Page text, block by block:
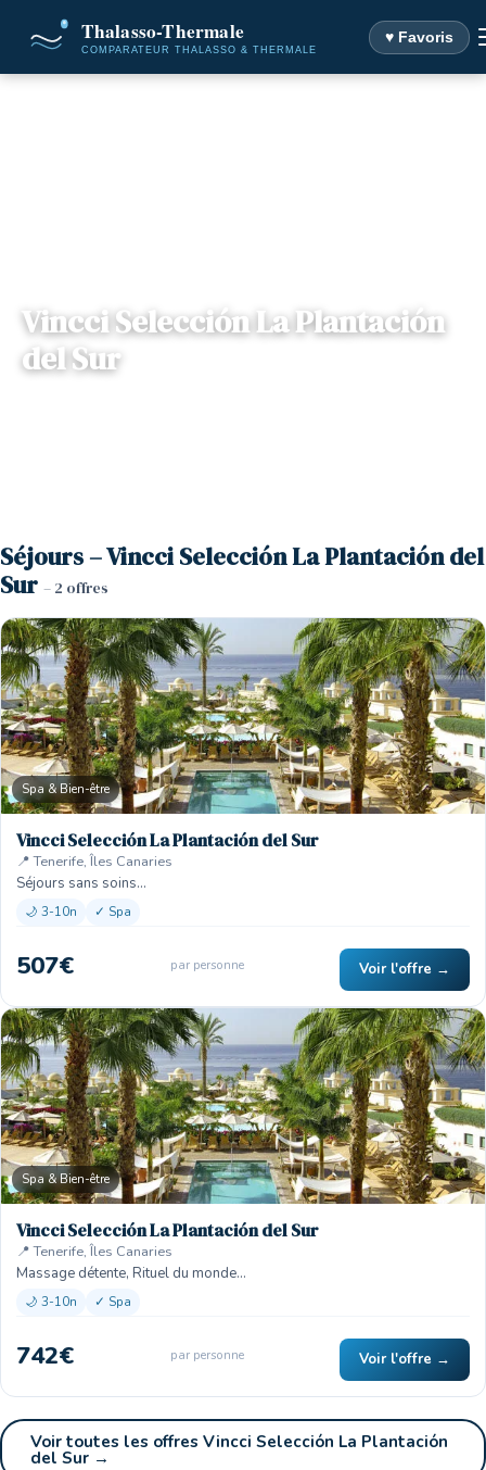
♥ Favoris
Vincci Selección La Plantación
del Sur
Séjours – Vincci Selección La Plantación del
Sur – 2 offres
Spa & Bien-être
Vincci Selección La Plantación del Sur
📍 Tenerife, Îles Canaries
Séjours sans soins…
🌙 3-10n ✓ Spa
507€ par personne Voir l'offre →
Spa & Bien-être
Vincci Selección La Plantación del Sur
📍 Tenerife, Îles Canaries
Massage détente, Rituel du monde…
🌙 3-10n ✓ Spa
742€ par personne Voir l'offre →
Voir toutes les offres Vincci Selección La Plantación
del Sur →